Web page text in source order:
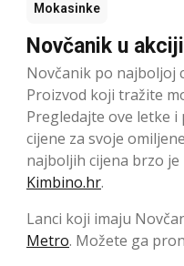
Mokasinke
Novčanik u
Novčanik po najboljoj
Proizvod koji tražite
Pregledajte ove letke
cijene za svoje
najboljih cijena brzo
Kimbino.hr.
Lanci koji imaju
Metro. Možete ga